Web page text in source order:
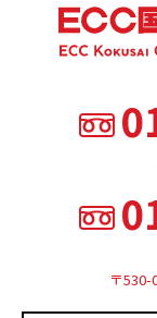
〒530-